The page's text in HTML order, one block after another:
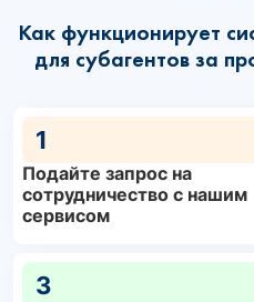
Как функционирует
для субагентов за
1
Подайте запрос на
сотрудничество с нашим
сервисом
3